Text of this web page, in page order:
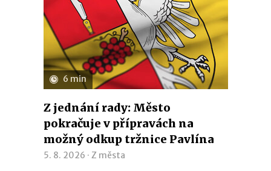
6 min
Z jednání rady: Město
pokračuje v přípravách na
možný odkup tržnice Pavlína
5. 8. 2026 · Z města